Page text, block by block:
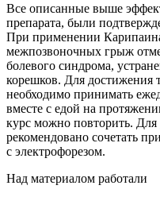
Все описанные выше
препарата, были
При применении
межпозвоночных грыж
болевого синдрома,
корешков. Для достижения
необходимо принимать
вместе с едой на
курс можно повторить. Для
рекомендовано сочетать
с электрофорезом.
Над материалом работали